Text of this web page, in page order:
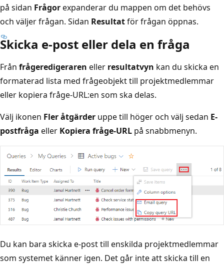
på sidan Frågorexpanderar du mappen om det behövs
och väljer frågan. Sidan Resultatför frågan öppnas.
Skicka e-post eller dela en fråga
Från frågeredigeraren eller resultatvyn kan du skicka en
formaterad lista med frågeobjekt till projektmedlemmar
eller kopiera fråge-URL:en som ska delas.
Välj ikonen Fler åtgärder uppe till höger och välj sedan E-
postfråga eller Kopiera fråge-URL på snabbmenyn.
Du kan bara skicka e-post till enskilda projektmedlemmar
som systemet känner igen. Det går inte att skicka till en